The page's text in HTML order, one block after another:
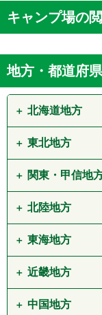
キャンプ場の
地方・都道府
北海道地方
道北
道央
東北地方
青森県
宮城県
山形県
関東・甲信地
東京都
埼玉県
茨城県
群馬県
北陸地方
新潟県
石川県
東海地方
愛知県
静岡県
近畿地方
大阪府中国地方